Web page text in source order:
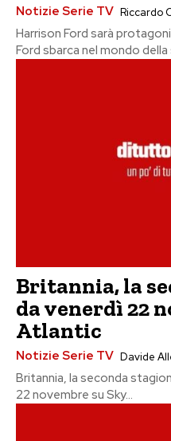
Notizie Serie TV Riccardo
Harrison Ford sarà
Ford sbarca nel mondo della
Britannia, la
da venerdì 22
Atlantic
Notizie Serie TV Davide
Britannia, la seconda
22 novembre su Sky...